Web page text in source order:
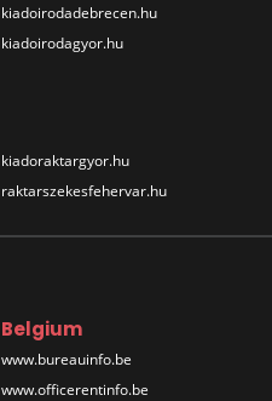
kiadoirodadebrecen.hu
kiadoirodagyor.hu
kiadoraktargyor.hu
raktarszekesfehervar.hu
Belgium
www.bureauinfo.be
www.officerentinfo.be